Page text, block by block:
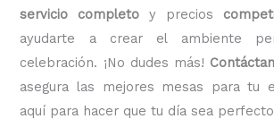
servicio completo y precios
ayudarte a crear el ambiente
celebración. ¡No dudes más!
asegura las mejores mesas para tu
aquí para hacer que tu día sea